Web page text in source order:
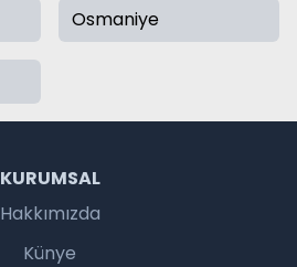
Osmaniye
KURUMSAL
Hakkımızda
Künye